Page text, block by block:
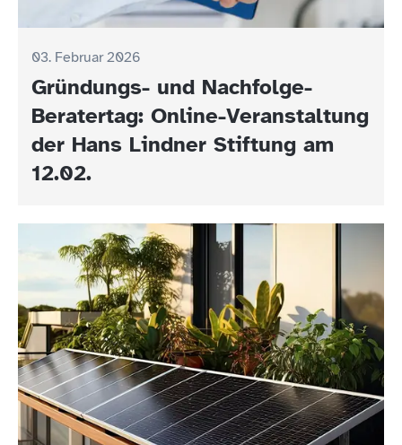
03. Februar 2026
Gründungs- und Nachfolge-
Beratertag: Online-Veranstaltung
der Hans Lindner Stiftung am
12.02.